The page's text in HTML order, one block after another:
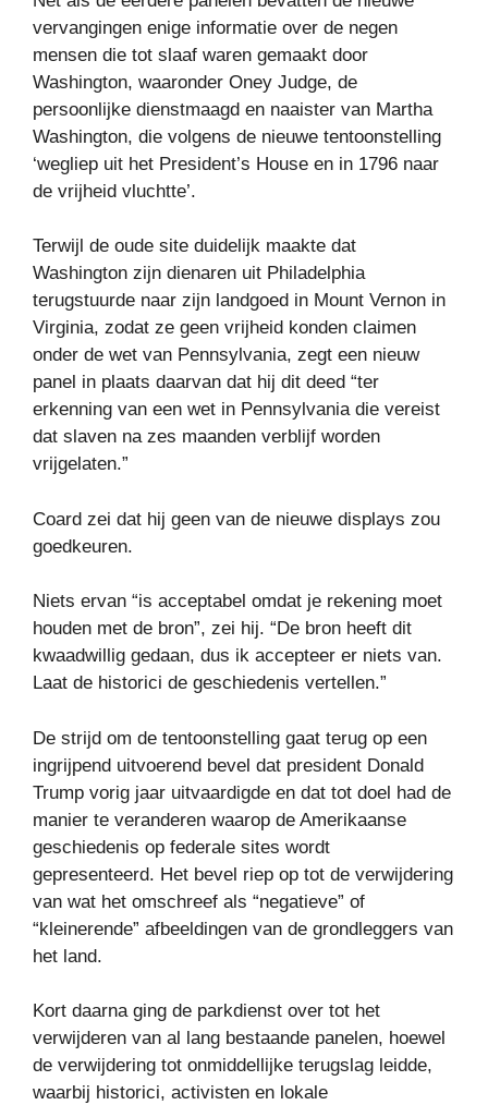
vervangingen enige informatie over de negen
mensen die tot slaaf waren gemaakt door
Washington, waaronder Oney Judge, de
persoonlijke dienstmaagd en naaister van Martha
Washington, die volgens de nieuwe tentoonstelling
‘wegliep uit het President’s House en in 1796 naar
de vrijheid vluchtte’.
Terwijl de oude site duidelijk maakte dat
Washington zijn dienaren uit Philadelphia
terugstuurde naar zijn landgoed in Mount Vernon in
Virginia, zodat ze geen vrijheid konden claimen
onder de wet van Pennsylvania, zegt een nieuw
panel in plaats daarvan dat hij dit deed “ter
erkenning van een wet in Pennsylvania die vereist
dat slaven na zes maanden verblijf worden
vrijgelaten.”
Coard zei dat hij geen van de nieuwe displays zou
goedkeuren.
Niets ervan “is acceptabel omdat je rekening moet
houden met de bron”, zei hij. “De bron heeft dit
kwaadwillig gedaan, dus ik accepteer er niets van.
Laat de historici de geschiedenis vertellen.”
De strijd om de tentoonstelling gaat terug op een
ingrijpend uitvoerend bevel dat president Donald
Trump vorig jaar uitvaardigde en dat tot doel had de
manier te veranderen waarop de Amerikaanse
geschiedenis op federale sites wordt
gepresenteerd. Het bevel riep op tot de verwijdering
van wat het omschreef als “negatieve” of
“kleinerende” afbeeldingen van de grondleggers van
het land.
Kort daarna ging de parkdienst over tot het
verwijderen van al lang bestaande panelen, hoewel
de verwijdering tot onmiddellijke terugslag leidde,
waarbij historici, activisten en lokale